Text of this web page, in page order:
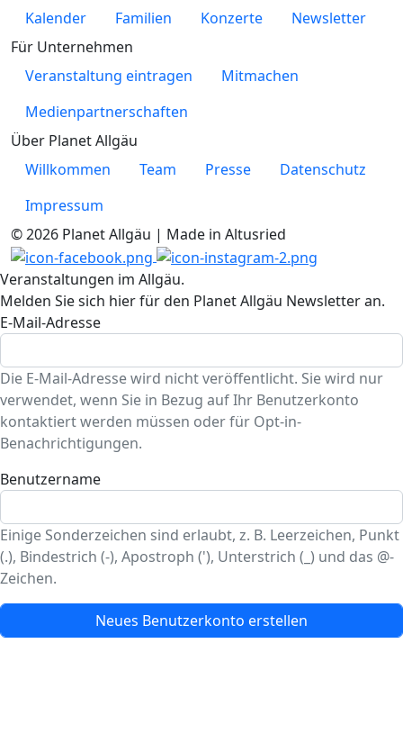
Kalender
Familien Konzerte
Newsletter
Für Unternehmen
Veranstaltung eintragen
Mitmachen
Medienpartnerschaften
Über Planet Allgäu
Willkommen
Team Presse
Datenschutz
Impressum
© 2026 Planet Allgäu | Made in Altusried
Veranstaltungen im Allgäu.
Melden Sie sich hier für den Planet Allgäu Newsletter an.
E-Mail-Adresse
Die E-Mail-Adresse wird nicht veröffentlicht. Sie wird nur
verwendet, wenn Sie in Bezug auf Ihr Benutzerkonto
kontaktiert werden müssen oder für Opt-in-
Benachrichtigungen.
Benutzername
Einige Sonderzeichen sind erlaubt, z. B. Leerzeichen, Punkt
(.), Bindestrich (-), Apostroph ('), Unterstrich (_) und das @-
Zeichen.